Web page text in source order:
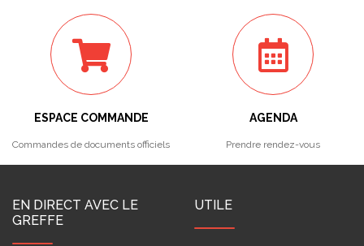
ESPACE COMMANDE
Commandes de documents officiels
AGENDA
Prendre rendez-vous
EN DIRECT AVEC LE
GREFFE
UTILE